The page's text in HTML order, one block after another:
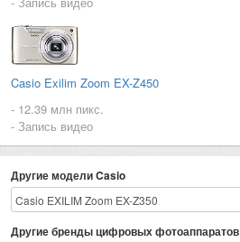
Casio Exilim Zoom EX-Z450
- 12.39 млн пикс.
- Запись видео
Другие модели Casio
Другие бренды цифровых фотоаппаратов